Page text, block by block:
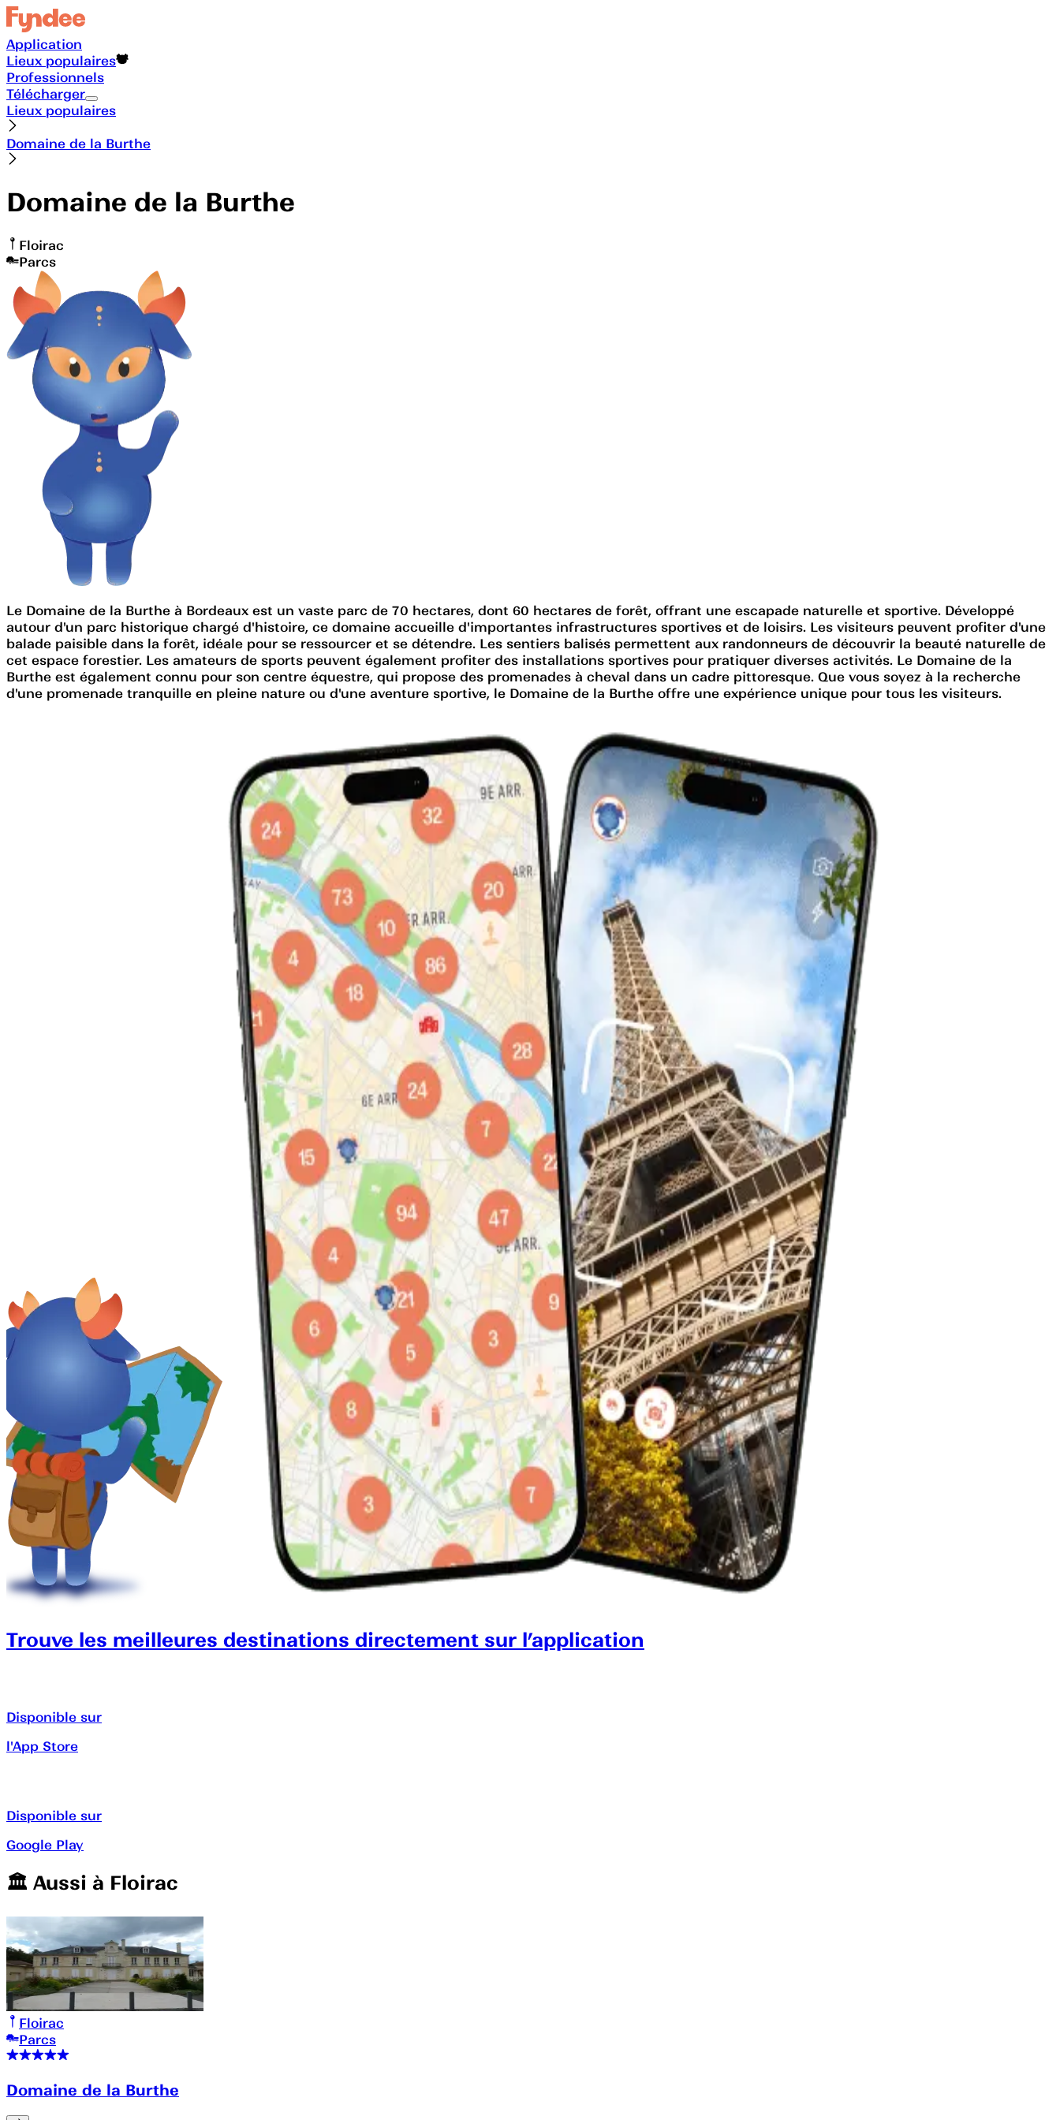
Application
Lieux populaires
Professionnels
Télécharger
Lieux populaires
Domaine de la Burthe
Domaine de la Burthe
Floirac
Parcs
Le Domaine de la Burthe à Bordeaux est un vaste parc de 70 hectares, dont 60 hectares de forêt, offrant une escapade naturelle et sportive. Développé
autour d'un parc historique chargé d'histoire, ce domaine accueille d'importantes infrastructures sportives et de loisirs. Les visiteurs peuvent profiter d'une
balade paisible dans la forêt, idéale pour se ressourcer et se détendre. Les sentiers balisés permettent aux randonneurs de découvrir la beauté naturelle de
cet espace forestier. Les amateurs de sports peuvent également profiter des installations sportives pour pratiquer diverses activités. Le Domaine de la
Burthe est également connu pour son centre équestre, qui propose des promenades à cheval dans un cadre pittoresque. Que vous soyez à la recherche
d'une promenade tranquille en pleine nature ou d'une aventure sportive, le Domaine de la Burthe offre une expérience unique pour tous les visiteurs.
Trouve les meilleures destinations directement sur l’application
Disponible sur
l'App Store
Disponible sur
Google Play
🏛️️ Aussi à Floirac
Floirac
Parcs
Domaine de la Burthe